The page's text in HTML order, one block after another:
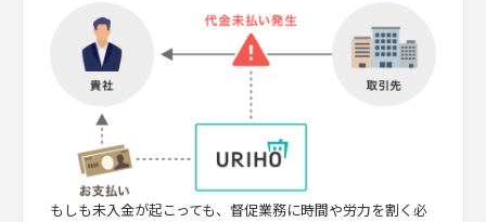
もしも未入金が起こっても、督促業務に時間や労力を割く必